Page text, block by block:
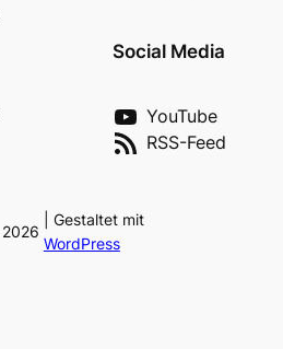
Social Media
YouTube
RSS-Feed
2026
| Gestaltet mit
WordPress